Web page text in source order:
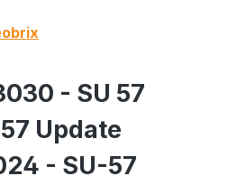
- SU 57
Update
- SU-57